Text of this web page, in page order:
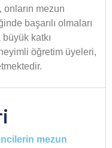
onların mezun
başarılı olmaları
katkı
öğretim üyeleri,
mezun